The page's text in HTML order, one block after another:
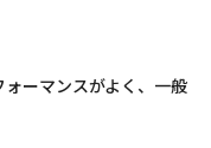
ーマンスがよく、一般